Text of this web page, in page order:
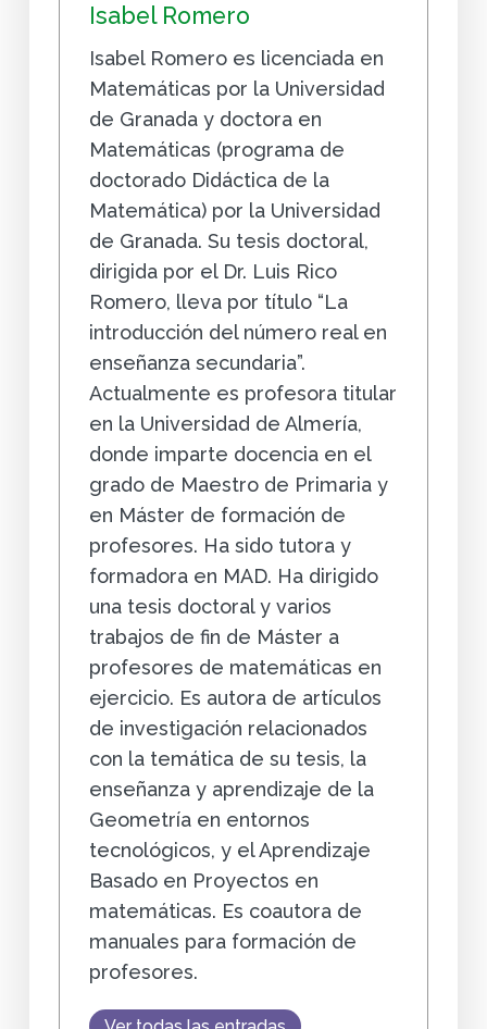
Isabel Romero
Isabel Romero es licenciada en
Matemáticas por la Universidad
de Granada y doctora en
Matemáticas (programa de
doctorado Didáctica de la
Matemática) por la Universidad
de Granada. Su tesis doctoral,
dirigida por el Dr. Luis Rico
Romero, lleva por título “La
introducción del número real en
enseñanza secundaria”.
Actualmente es profesora titular
en la Universidad de Almería,
donde imparte docencia en el
grado de Maestro de Primaria y
en Máster de formación de
profesores. Ha sido tutora y
formadora en MAD. Ha dirigido
una tesis doctoral y varios
trabajos de fin de Máster a
profesores de matemáticas en
ejercicio. Es autora de artículos
de investigación relacionados
con la temática de su tesis, la
enseñanza y aprendizaje de la
Geometría en entornos
tecnológicos, y el Aprendizaje
Basado en Proyectos en
matemáticas. Es coautora de
manuales para formación de
profesores.